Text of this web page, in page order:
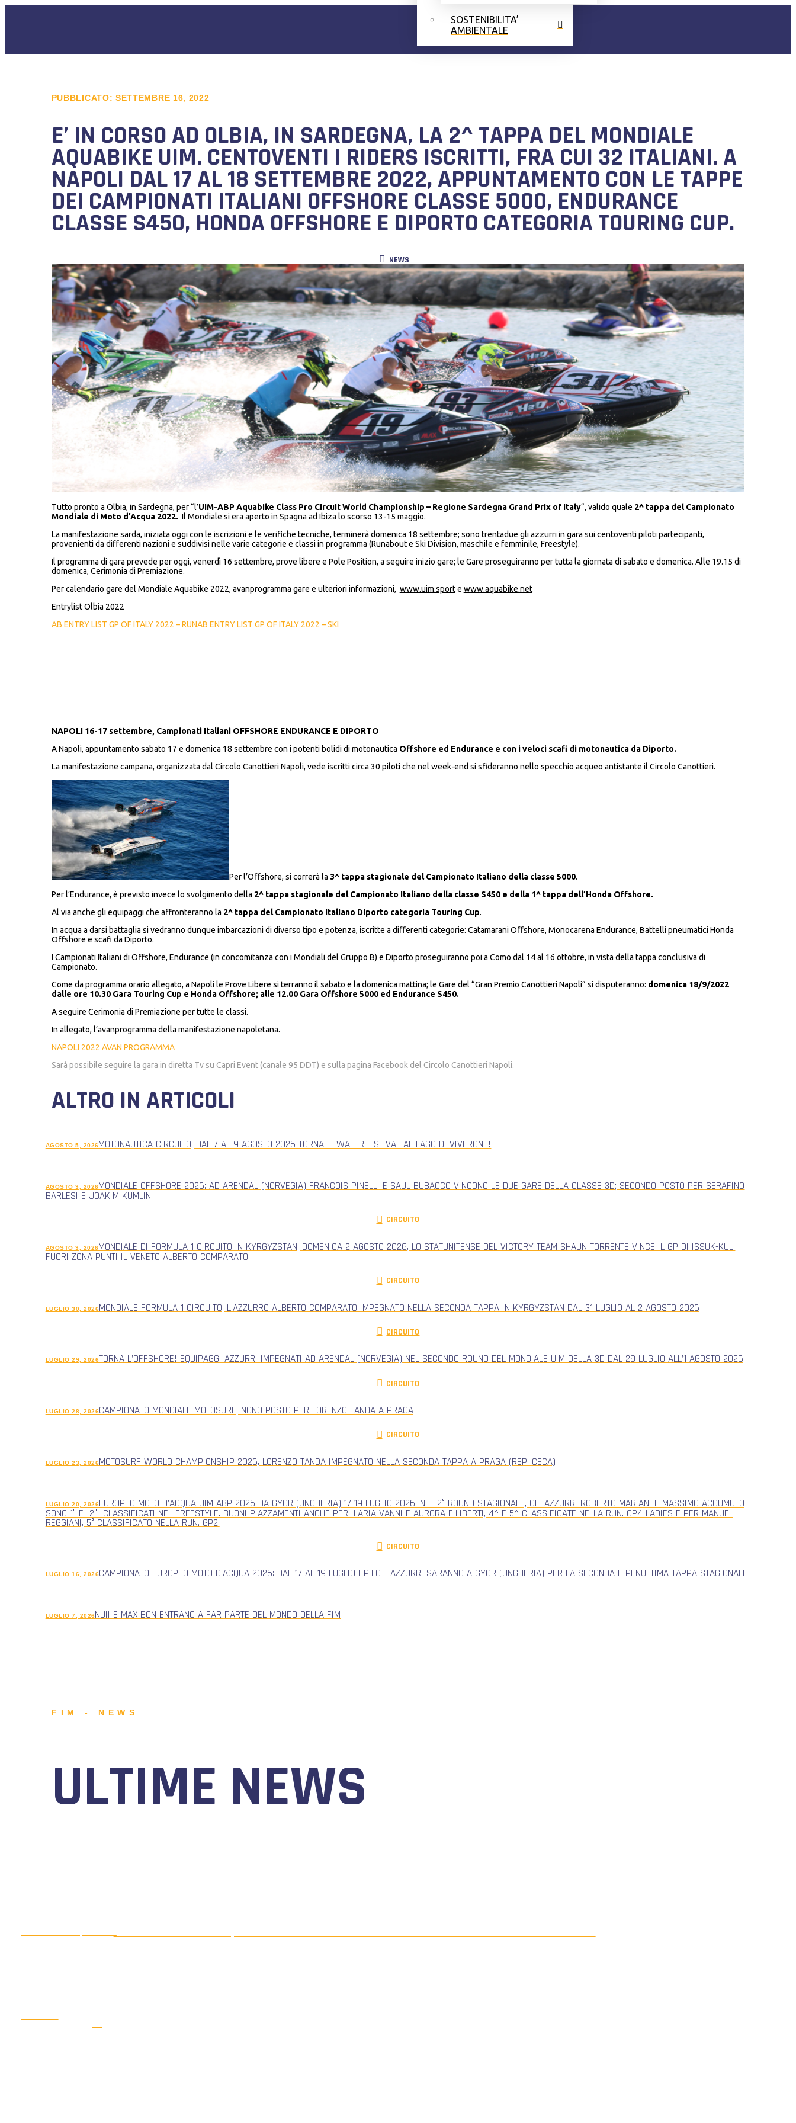
SOSTENIBILITA’
AMBIENTALE
PUBBLICATO:SETTEMBRE 16, 2022
E’ IN CORSO AD OLBIA, IN SARDEGNA, LA 2^ TAPPA DEL MONDIALE
AQUABIKE UIM. CENTOVENTI I RIDERS ISCRITTI, FRA CUI 32 ITALIANI. A
NAPOLI DAL 17 AL 18 SETTEMBRE 2022, APPUNTAMENTO CON LE TAPPE
DEI CAMPIONATI ITALIANI OFFSHORE CLASSE 5000, ENDURANCE
CLASSE S450, HONDA OFFSHORE E DIPORTO CATEGORIA TOURING CUP.
NEWS
Tutto pronto a Olbia, in Sardegna, per “l’UIM-ABP Aquabike Class Pro Circuit World Championship – Regione Sardegna Grand Prix of Italy“, valido quale 2^ tappa del Campionato
Mondiale di Moto d’Acqua 2022. Il Mondiale si era aperto in Spagna ad Ibiza lo scorso 13-15 maggio.
La manifestazione sarda, iniziata oggi con le iscrizioni e le verifiche tecniche, terminerà domenica 18 settembre; sono trentadue gli azzurri in gara sui centoventi piloti partecipanti,
provenienti da differenti nazioni e suddivisi nelle varie categorie e classi in programma (Runabout e Ski Division, maschile e femminile, Freestyle).
Il programma di gara prevede per oggi, venerdì 16 settembre, prove libere e Pole Position, a seguire inizio gare; le Gare proseguiranno per tutta la giornata di sabato e domenica. Alle 19.15 di
domenica, Cerimonia di Premiazione.
Per calendario gare del Mondiale Aquabike 2022, avanprogramma gare e ulteriori informazioni, www.uim.sporte www.aquabike.net
Entrylist Olbia 2022
AB ENTRY LIST GP OF ITALY 2022 – RUNAB ENTRY LIST GP OF ITALY 2022 – SKI
NAPOLI 16-17 settembre, Campionati Italiani OFFSHORE ENDURANCE E DIPORTO
A Napoli, appuntamento sabato 17 e domenica 18 settembre con i potenti bolidi di motonautica Offshore ed Endurance e con i veloci scafi di motonautica da Diporto.
La manifestazione campana, organizzata dal Circolo Canottieri Napoli, vede iscritti circa 30 piloti che nel week-end si sfideranno nello specchio acqueo antistante il Circolo Canottieri.
Per l’Offshore, si correrà la 3^ tappa stagionale del Campionato Italiano della classe 5000.
Per l’Endurance, è previsto invece lo svolgimento della 2^ tappa stagionale del Campionato Italiano della classe S450 e della 1^ tappa dell’Honda Offshore.
Al via anche gli equipaggi che affronteranno la 2^ tappa del Campionato Italiano Diporto categoria Touring Cup.
In acqua a darsi battaglia si vedranno dunque imbarcazioni di diverso tipo e potenza, iscritte a differenti categorie: Catamarani Offshore, Monocarena Endurance, Battelli pneumatici Honda
Offshore e scafi da Diporto.
I Campionati Italiani di Offshore, Endurance (in concomitanza con i Mondiali del Gruppo B) e Diporto proseguiranno poi a Como dal 14 al 16 ottobre, in vista della tappa conclusiva di
Campionato.
Come da programma orario allegato, a Napoli le Prove Libere si terranno il sabato e la domenica mattina; le Gare del “Gran Premio Canottieri Napoli” si disputeranno: domenica 18/9/2022
dalle ore 10.30 Gara Touring Cup e Honda Offshore; alle 12.00 Gara Offshore 5000 ed Endurance S450.
A seguire Cerimonia di Premiazione per tutte le classi.
In allegato, l’avanprogramma della manifestazione napoletana.
NAPOLI 2022 AVAN PROGRAMMA
Sarà possibile seguire la gara in diretta Tv su Capri Event (canale 95 DDT) e sulla pagina Facebook del Circolo Canottieri Napoli.
ALTRO IN ARTICOLI
AGOSTO 5, 2026MOTONAUTICA CIRCUITO, DAL 7 AL 9 AGOSTO 2026 TORNA IL WATERFESTIVAL AL LAGO DI VIVERONE!
AGOSTO 3, 2026MONDIALE OFFSHORE 2026: AD ARENDAL (NORVEGIA) FRANCOIS PINELLI E SAUL BUBACCO VINCONO LE DUE GARE DELLA CLASSE 3D; SECONDO POSTO PER SERAFINO
BARLESI E JOAKIM KUMLIN.
CIRCUITO
AGOSTO 3, 2026MONDIALE DI FORMULA 1 CIRCUITO IN KYRGYZSTAN; DOMENICA 2 AGOSTO 2026, LO STATUNITENSE DEL VICTORY TEAM SHAUN TORRENTE VINCE IL GP DI ISSUK-KUL.
FUORI ZONA PUNTI IL VENETO ALBERTO COMPARATO.
CIRCUITO
LUGLIO 30, 2026MONDIALE FORMULA 1 CIRCUITO, L’AZZURRO ALBERTO COMPARATO IMPEGNATO NELLA SECONDA TAPPA IN KYRGYZSTAN DAL 31 LUGLIO AL 2 AGOSTO 2026
CIRCUITO
LUGLIO 29, 2026TORNA L’OFFSHORE! EQUIPAGGI AZZURRI IMPEGNATI AD ARENDAL (NORVEGIA) NEL SECONDO ROUND DEL MONDIALE UIM DELLA 3D DAL 29 LUGLIO ALL’1 AGOSTO 2026
CIRCUITO
LUGLIO 28, 2026CAMPIONATO MONDIALE MOTOSURF, NONO POSTO PER LORENZO TANDA A PRAGA
CIRCUITO
LUGLIO 23, 2026MOTOSURF WORLD CHAMPIONSHIP 2026, LORENZO TANDA IMPEGNATO NELLA SECONDA TAPPA A PRAGA (REP. CECA)
LUGLIO 20, 2026EUROPEO MOTO D’ACQUA UIM-ABP 2026 DA GYOR (UNGHERIA) 17-19 LUGLIO 2026: NEL 2° ROUND STAGIONALE, GLI AZZURRI ROBERTO MARIANI E MASSIMO ACCUMULO
SONO 1° E 2° CLASSIFICATI NEL FREESTYLE. BUONI PIAZZAMENTI ANCHE PER ILARIA VANNI E AURORA FILIBERTI, 4^ E 5^ CLASSIFICATE NELLA RUN. GP4 LADIES E PER MANUEL
REGGIANI, 5° CLASSIFICATO NELLA RUN. GP2.
CIRCUITO
LUGLIO 16, 2026CAMPIONATO EUROPEO MOTO D’ACQUA 2026: DAL 17 AL 19 LUGLIO I PILOTI AZZURRI SARANNO A GYOR (UNGHERIA) PER LA SECONDA E PENULTIMA TAPPA STAGIONALE
LUGLIO 7, 2026NUII E MAXIBON ENTRANO A FAR PARTE DEL MONDO DELLA FIM
FIM - NEWS
ULTIME NEWS
MOTONAUTICA CIRCUITO, DAL 7 AL 9 AGOSTO 2026 TORNA IL WATERFESTIVAL AL LAGO DI VIVERONE!